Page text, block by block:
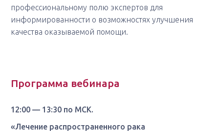
профессиональному полю экспертов для
информированности о возможностях улучшения
качества оказываемой помощи.
Программа вебинара
12:00 — 13:30 по МСК.
«Лечение распространенного рака